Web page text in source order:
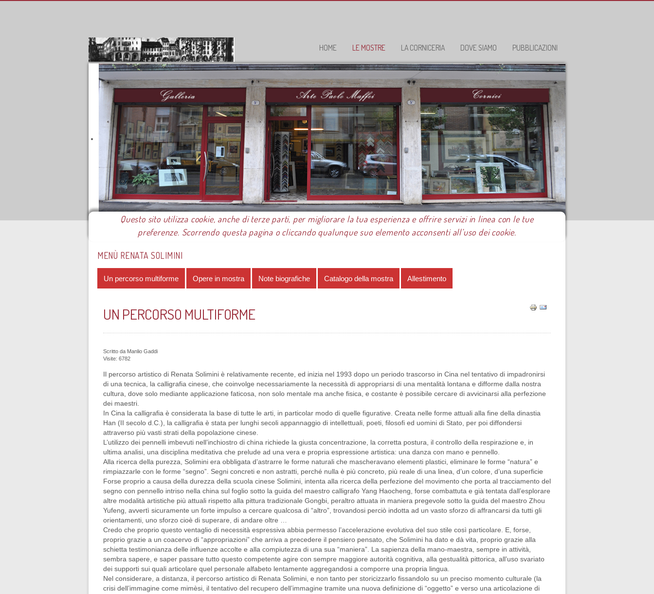
HOME LE MOSTRE LA CORNICERIA DOVE SIAMO PUBBLICAZIONI
Questo sito utilizza cookie, anche di terze parti, per migliorare la tua esperienza e offrire servizi in linea con le tue
preferenze. Scorrendo questa pagina o cliccando qualunque suo elemento acconsenti all’uso dei cookie.
Home Le mostre Mostre 2016 Renata Solimini Un percorso multiforme
MENÙ RENATA SOLIMINI
Un percorso multiforme Opere in mostra Note biografiche Catalogo della mostra Allestimento
UN PERCORSO MULTIFORME
Scritto da Manlio Gaddi
Visite: 6782
Il percorso artistico di Renata Solimini è relativamente recente, ed inizia nel 1993 dopo un periodo trascorso in Cina nel tentativo di impadronirsi
di una tecnica, la calligrafia cinese, che coinvolge necessariamente la necessità di appropriarsi di una mentalità lontana e difforme dalla nostra
cultura, dove solo mediante applicazione faticosa, non solo mentale ma anche fisica, e costante è possibile cercare di avvicinarsi alla perfezione
dei maestri.
In Cina la calligrafia è considerata la base di tutte le arti, in particolar modo di quelle figurative. Creata nelle forme attuali alla fine della dinastia
Han (II secolo d.C.), la calligrafia è stata per lunghi secoli appannaggio di intellettuali, poeti, filosofi ed uomini di Stato, per poi diffondersi
attraverso più vasti strati della popolazione cinese.
L’utilizzo dei pennelli imbevuti nell’inchiostro di china richiede la giusta concentrazione, la corretta postura, il controllo della respirazione e, in
ultima analisi, una disciplina meditativa che prelude ad una vera e propria espressione artistica: una danza con mano e pennello.
Alla ricerca della purezza, Solimini era obbligata d’astrarre le forme naturali che mascheravano elementi plastici, eliminare le forme “natura” e
rimpiazzarle con le forme “segno”. Segni concreti e non astratti, perché nulla è più concreto, più reale di una linea, d’un colore, d’una superficie
Forse proprio a causa della durezza della scuola cinese Solimini, intenta alla ricerca della perfezione del movimento che porta al tracciamento del
segno con pennello intriso nella china sul foglio sotto la guida del maestro calligrafo Yang Haocheng, forse combattuta e già tentata dall’esplorare
altre modalità artistiche più attuali rispetto alla pittura tradizionale Gongbi, peraltro attuata in maniera pregevole sotto la guida del maestro Zhou
Yufeng, avvertì sicuramente un forte impulso a cercare qualcosa di “altro”, trovandosi perciò indotta ad un vasto sforzo di affrancarsi da tutti gli
orientamenti, uno sforzo cioè di superare, di andare oltre …
Credo che proprio questo ventaglio di necessità espressiva abbia permesso l’accelerazione evolutiva del suo stile così particolare. E, forse,
proprio grazie a un coacervo di “appropriazioni” che arriva a precedere il pensiero pensato, che Solimini ha dato e dà vita, proprio grazie alla
schietta testimonianza delle influenze accolte e alla compiutezza di una sua “maniera”. La sapienza della mano-maestra, sempre in attività,
sembra sapere, e saper passare tutto questo competente agire con sempre maggiore autorità cognitiva, alla gestualità pittorica, all’uso svariato
dei supporti sui quali articolare quel personale alfabeto lentamente aggregandosi a comporre una propria lingua.
Nel considerare, a distanza, il percorso artistico di Renata Solimini, e non tanto per storicizzarlo fissandolo su un preciso momento culturale (la
crisi dell’immagine come mimèsi, il tentativo del recupero dell’immagine tramite una nuova definizione di “oggetto” e verso una articolazione di